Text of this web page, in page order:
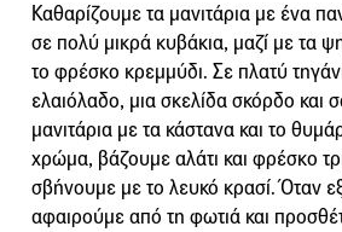
Καθαρίζουμε τα μανιτάρια με ένα
σε πολύ μικρά κυβάκια, μαζί με τα
το φρέσκο κρεμμύδι. Σε πλατύ
ελαιόλαδο, μια σκελίδα σκόρδο και
μανιτάρια με τα κάστανα και το
χρώμα, βάζουμε αλάτι και φρέσκο
σβήνουμε με το λευκό κρασί. Όταν
αφαιρούμε από τη φωτιά και